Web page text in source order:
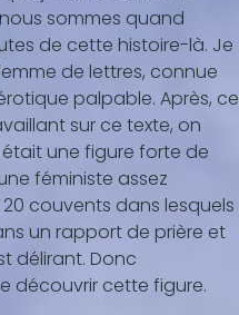
sommes quand
de cette histoire-là. Je
de lettres, connue
palpable. Après, ce
sur ce texte, on
était une figure forte de
féministe assez
couvents dans lesquels
un rapport de prière et
délirant. Donc
découvrir cette figure.